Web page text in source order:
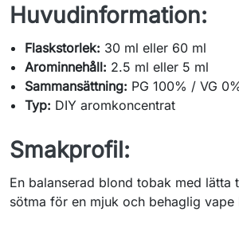
Huvudinformation:
Flaskstorlek: 30 ml eller 60 ml
Arominnehåll: 2.5 ml eller 5 ml
Sammansättning: PG 100% / VG
Typ: DIY aromkoncentrat
Smakprofil:
En balanserad blond tobak med lätta
sötma för en mjuk och behaglig vape